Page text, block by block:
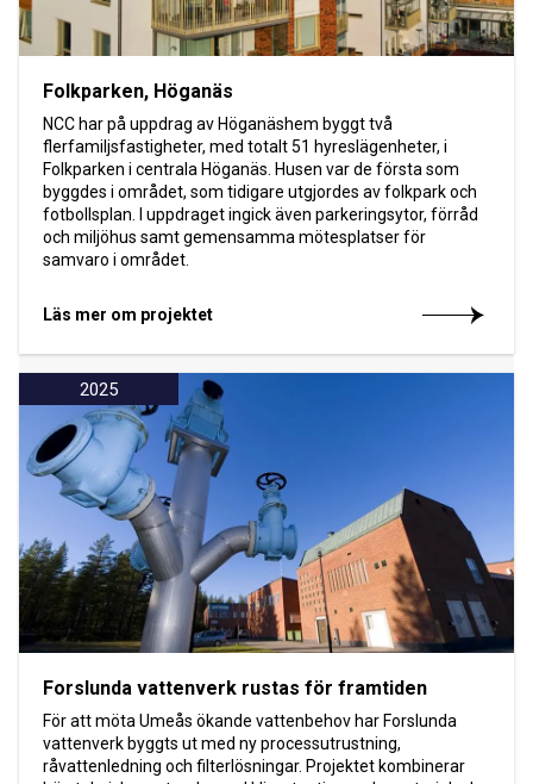
Folkparken, Höganäs
NCC har på uppdrag av Höganäshem byggt två
flerfamiljsfastigheter, med totalt 51 hyreslägenheter, i
Folkparken i centrala Höganäs. Husen var de första som
byggdes i området, som tidigare utgjordes av folkpark och
fotbollsplan. I uppdraget ingick även parkeringsytor, förråd
och miljöhus samt gemensamma mötesplatser för
samvaro i området.
Läs mer om projektet
2025
Forslunda vattenverk rustas för framtiden
För att möta Umeås ökande vattenbehov har Forslunda
vattenverk byggts ut med ny processutrustning,
råvattenledning och filterlösningar. Projektet kombinerar